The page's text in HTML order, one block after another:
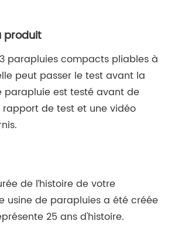
produit
parapluies compacts pliables à
peut passer le test avant la
parapluie est testé avant de
rapport de test et une vidéo
de l’histoire de votre
usine de parapluies a été créée
25 ans d'histoire.